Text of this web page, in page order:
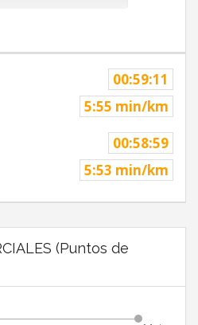
00:59:11
5:55 min/km
00:58:59
5:53 min/km
(Puntos de